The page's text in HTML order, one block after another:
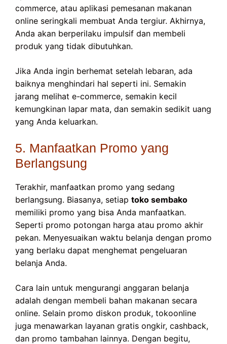
commerce, atau aplikasi pemesanan makanan
online seringkali membuat Anda tergiur. Akhirnya,
Anda akan berperilaku impulsif dan membeli
produk yang tidak dibutuhkan.
Jika Anda ingin berhemat setelah lebaran, ada
baiknya menghindari hal seperti ini. Semakin
jarang melihat e-commerce, semakin kecil
kemungkinan lapar mata, dan semakin sedikit uang
yang Anda keluarkan.
5. Manfaatkan Promo yang
Berlangsung
Terakhir, manfaatkan promo yang sedang
berlangsung. Biasanya, setiap toko sembako
memiliki promo yang bisa Anda manfaatkan.
Seperti promo potongan harga atau promo akhir
pekan. Menyesuaikan waktu belanja dengan promo
yang berlaku dapat menghemat pengeluaran
belanja Anda.
Cara lain untuk mengurangi anggaran belanja
adalah dengan membeli bahan makanan secara
online. Selain promo diskon produk, tokoonline
juga menawarkan layanan gratis ongkir, cashback,
dan promo tambahan lainnya. Dengan begitu,